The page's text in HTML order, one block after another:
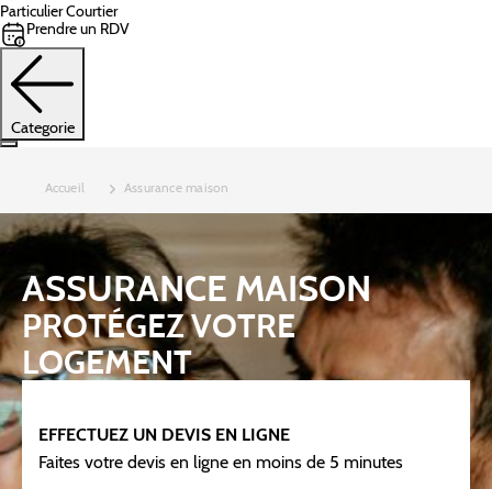
ParticulierCourtier
Prendre un RDV
Categorie
Accueil Assurance maison
ASSURANCE MAISON
PROTÉGEZ VOTRE
LOGEMENT
EFFECTUEZ UN DEVIS EN LIGNE
Faites votre devis en ligne en moins de 5 minutes